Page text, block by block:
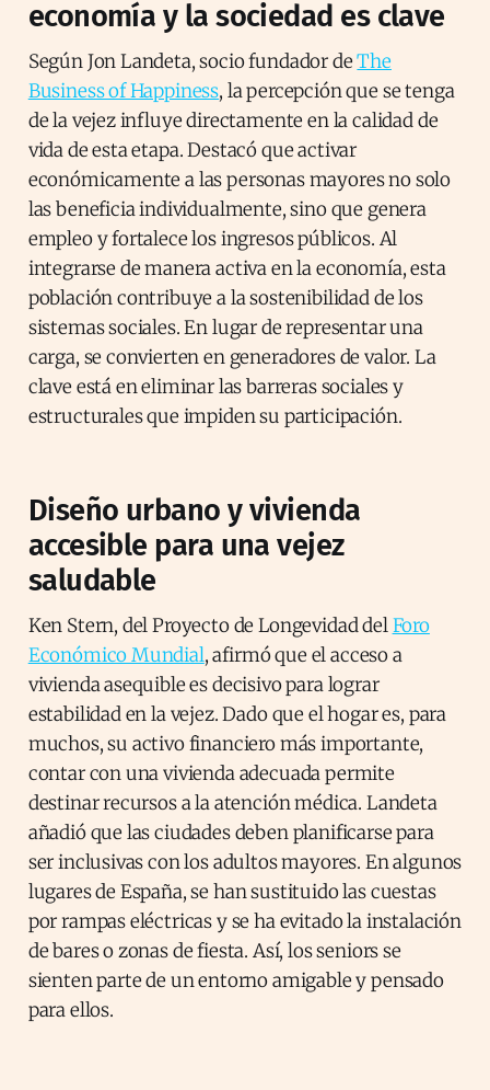
economía y la sociedad es clave
Según Jon Landeta, socio fundador deThe
Business of Happiness, la percepción que se tenga
de la vejez influye directamente en la calidad de
vida de esta etapa. Destacó que activar
económicamente a las personas mayores no solo
las beneficia individualmente, sino que genera
empleo y fortalece los ingresos públicos. Al
integrarse de manera activa en la economía, esta
población contribuye a la sostenibilidad de los
sistemas sociales. En lugar de representar una
carga, se convierten en generadores de valor. La
clave está en eliminar las barreras sociales y
estructurales que impiden su participación.
Diseño urbano y vivienda
accesible para una vejez
saludable
Ken Stern, del Proyecto de Longevidad delForo
Económico Mundial, afirmó que el acceso a
vivienda asequible es decisivo para lograr
estabilidad en la vejez. Dado que el hogar es, para
muchos, su activo financiero más importante,
contar con una vivienda adecuada permite
destinar recursos a la atención médica. Landeta
añadió que las ciudades deben planificarse para
ser inclusivas con los adultos mayores. En algunos
lugares de España, se han sustituido las cuestas
por rampas eléctricas y se ha evitado la instalación
de bares o zonas de fiesta. Así, los seniors se
sienten parte de un entorno amigable y pensado
para ellos.